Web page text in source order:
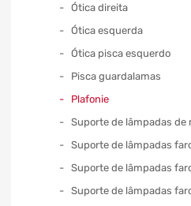
Ótica direita
Ótica esquerda
Ótica pisca esquerdo
Pisca guardalamas
Plafonie
Suporte de lâmpadas de
Suporte de lâmpadas
Suporte de lâmpadas
Suporte de lâmpadas